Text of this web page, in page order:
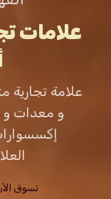
علامات
علامة
و معدات و
تسوق